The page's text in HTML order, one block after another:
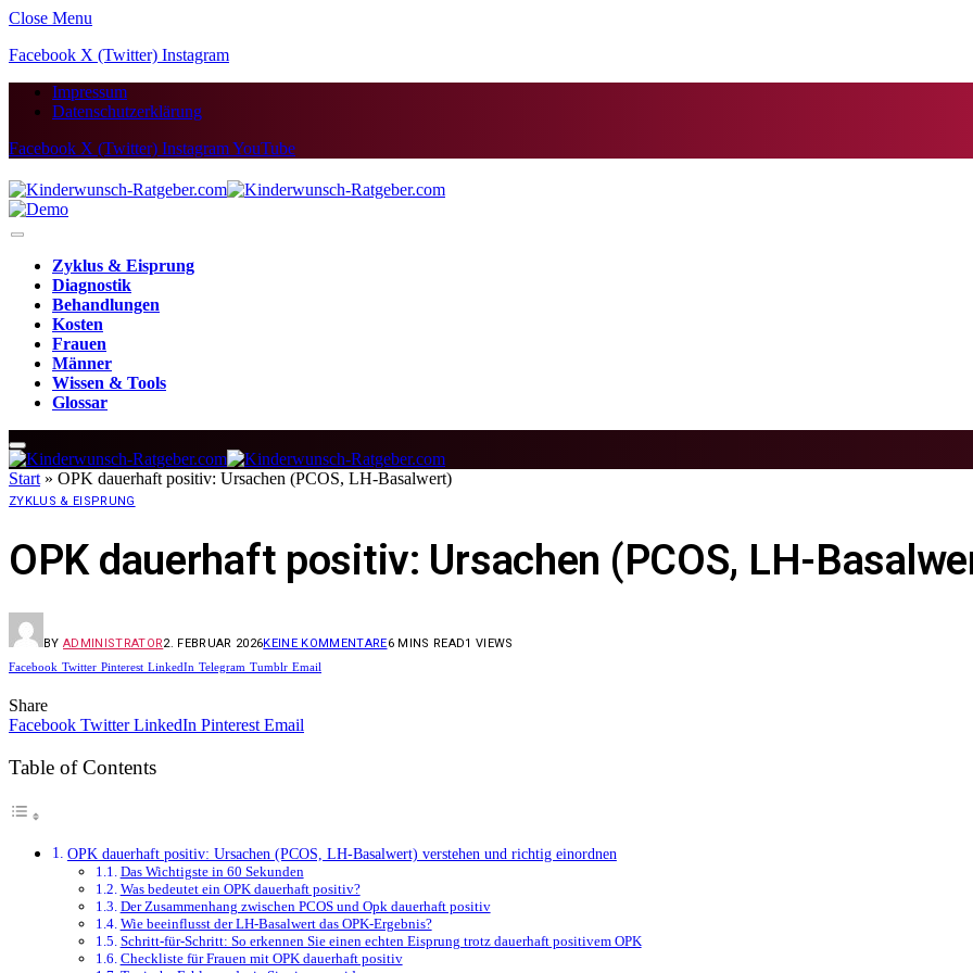
Close Menu
Facebook X (Twitter) Instagram
Impressum
Datenschutzerklärung
Facebook X (Twitter) InstagramYouTube
Zyklus & Eisprung
Diagnostik
Behandlungen
Kosten
Frauen
Männer
Wissen & Tools
Glossar
Start » OPK dauerhaft positiv: Ursachen (PCOS, LH-Basalwert)
ZYKLUS & EISPRUNG
OPK dauerhaft positiv: Ursachen (PCOS, LH-
BY ADMINISTRATOR2. FEBRUAR 2026KEINE KOMMENTARE6 MINS READ1 VIEWS
Facebook Twitter Pinterest LinkedIn Telegram Tumblr Email
Share
Facebook Twitter LinkedIn Pinterest Email
Table of Contents
OPK dauerhaft positiv: Ursachen (PCOS, LH-Basalwert) verstehen und richtig einordnen
Das Wichtigste in 60 Sekunden
Was bedeutet ein OPK dauerhaft positiv?
Der Zusammenhang zwischen PCOS und Opk dauerhaft positiv
Wie beeinflusst der LH-Basalwert das OPK-Ergebnis?
Schritt-für-Schritt: So erkennen Sie einen echten Eisprung trotz dauerhaft positivem OPK
Checkliste für Frauen mit OPK dauerhaft positiv